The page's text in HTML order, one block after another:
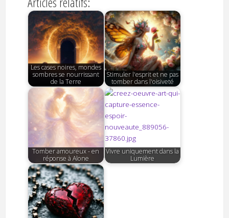
Les cases noires, mondes
sombres se nourrissant
de la Terre
Stimuler l'esprit et ne pas
tomber dans l'oisiveté
Tomber amoureux - en
réponse à Alone
Vivre uniquement dans la
Lumière